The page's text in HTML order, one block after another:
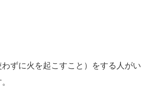
ずに火を起こすこと）をする人がい